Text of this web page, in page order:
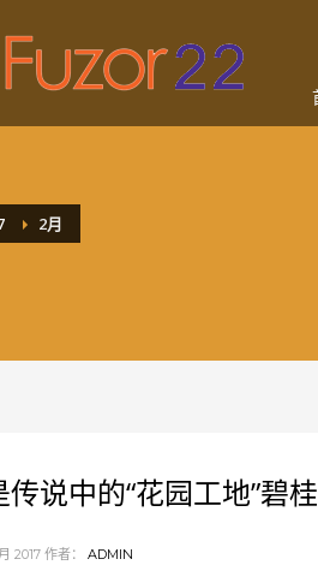
create new account.
2月
说中的“花园工地”碧
2017 作者： ADMIN